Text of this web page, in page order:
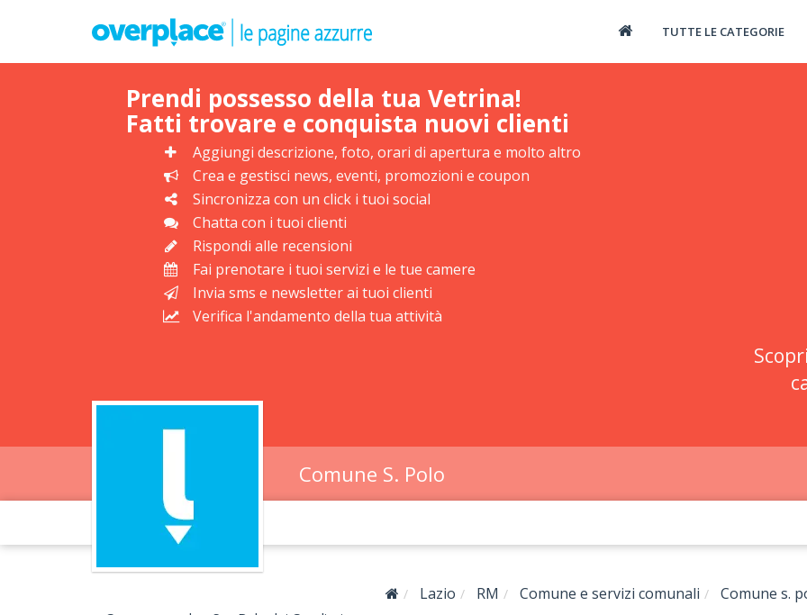
TUTTE LE CATEGORIE
Prendi possesso della tua Vetrina!
Fatti trovare e conquista nuovi clienti
Aggiungi descrizione, foto, orari di apertura e molto altro
Crea e gestisci news, eventi, promozioni e coupon
Sincronizza con un click i tuoi social
Chatta con i tuoi clienti
Rispondi alle recensioni
Fai prenotare i tuoi servizi e le tue camere
Invia sms e newsletter ai tuoi clienti
Verifica l'andamento della tua attività
Comune S. Polo
Lazio RM Comune e servizi comunali Comune s.